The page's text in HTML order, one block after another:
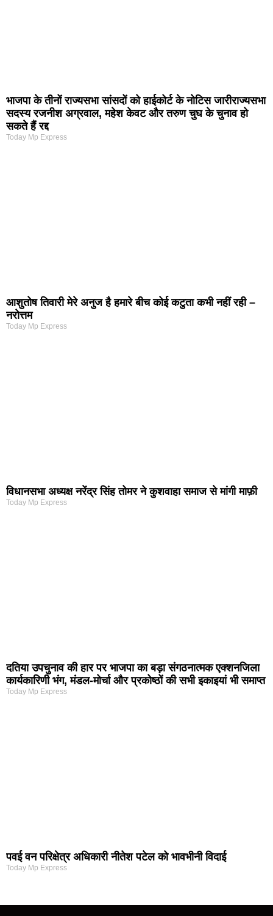
भाजपा के तीनों राज्यसभा सांसदों को हाईकोर्ट के नोटिस जारीराज्यसभा
सदस्य रजनीश अग्रवाल, महेश केवट और तरुण चुघ के चुनाव हो
सकते हैं रद्द
Today Mp Express
आशुतोष तिवारी मेरे अनुज है हमारे बीच कोई कटुता कभी नहीं रही –
नरोत्तम
Today Mp Express
विधानसभा अध्यक्ष नरेंद्र सिंह तोमर ने कुशवाहा समाज से मांगी माफ़ी
Today Mp Express
दतिया उपचुनाव की हार पर भाजपा का बड़ा संगठनात्मक एक्शनजिला
कार्यकारिणी भंग, मंडल-मोर्चा और प्रकोष्ठों की सभी इकाइयां भी समाप्त
Today Mp Express
पवई वन परिक्षेत्र अधिकारी नीतेश पटेल को भावभीनी विदाई
Today Mp Express